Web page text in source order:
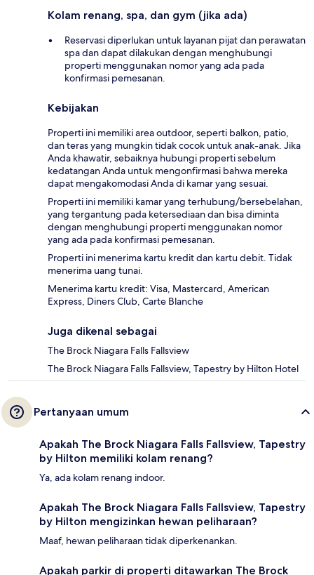
Kolam renang, spa, dan gym (jika ada)
Reservasi diperlukan untuk layanan pijat dan perawatan
spa dan dapat dilakukan dengan menghubungi
properti menggunakan nomor yang ada pada
konfirmasi pemesanan.
Kebijakan
Properti ini memiliki area outdoor, seperti balkon, patio,
dan teras yang mungkin tidak cocok untuk anak-anak. Jika
Anda khawatir, sebaiknya hubungi properti sebelum
kedatangan Anda untuk mengonfirmasi bahwa mereka
dapat mengakomodasi Anda di kamar yang sesuai.
Properti ini memiliki kamar yang terhubung/bersebelahan,
yang tergantung pada ketersediaan dan bisa diminta
dengan menghubungi properti menggunakan nomor
yang ada pada konfirmasi pemesanan.
Properti ini menerima kartu kredit dan kartu debit. Tidak
menerima uang tunai.
Menerima kartu kredit: Visa, Mastercard, American
Express, Diners Club, Carte Blanche
Juga dikenal sebagai
The Brock Niagara Falls Fallsview
The Brock Niagara Falls Fallsview, Tapestry by Hilton Hotel
Pertanyaan umum
Apakah The Brock Niagara Falls Fallsview, Tapestry
by Hilton memiliki kolam renang?
Ya, ada kolam renang indoor.
Apakah The Brock Niagara Falls Fallsview, Tapestry
by Hilton mengizinkan hewan peliharaan?
Maaf, hewan peliharaan tidak diperkenankan.
Apakah parkir di properti ditawarkan The Brock